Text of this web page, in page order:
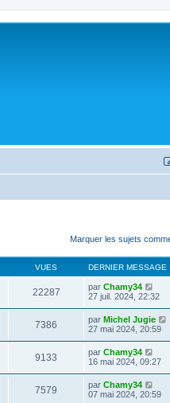
Marquer les sujets
VUES DERNIER MESSAGE
22287 par Chamy34
27 juil. 2024, 22:32
7386 par Michel Jugie
27 mai 2024, 20:59
9133 par Chamy34
16 mai 2024, 09:27
7579 par Chamy34
07 mai 2024, 20:59